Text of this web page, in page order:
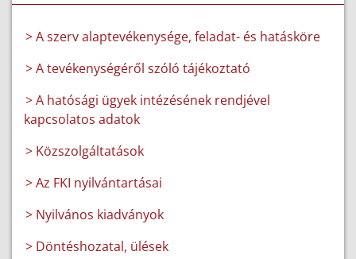
> A szerv alaptevékenysége, feladat- és hatásköre
> A tevékenységéről szóló tájékoztató
> A hatósági ügyek intézésének rendjével
kapcsolatos adatok
> Közszolgáltatások
> Az FKI nyilvántartásai
> Nyilvános kiadványok
> Döntéshozatal, ülések